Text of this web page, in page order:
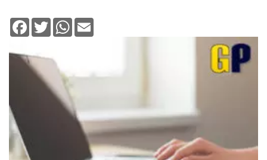
Facebook
TwitterWhatsApp